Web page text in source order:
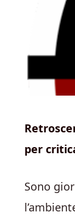
per
Sono